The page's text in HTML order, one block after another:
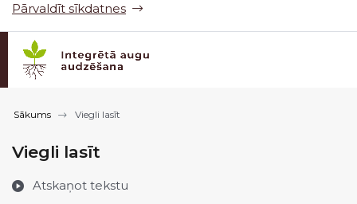
Pārvaldīt sīkdatnes
Sākums Viegli lasīt
Viegli lasīt
Atskaņot tekstu